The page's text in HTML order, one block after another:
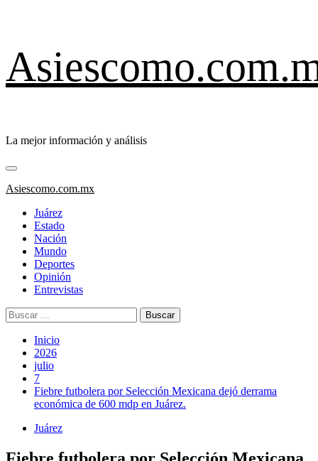
contenido
La mejor información y análisis
Menú
primario
Asiescomo.com.mx
Juárez
Estado
Nación
Mundo
Deportes
Opinión
Entrevistas
Buscar:
Inicio
2026
julio
7
Fiebre futbolera por Selección Mexicana dejó derrama
económica de 600 mdp en Juárez.
Juárez